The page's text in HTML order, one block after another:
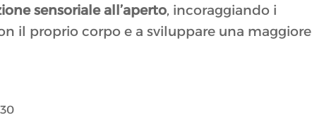
sensoriale all’aperto, incoraggiando i
il proprio corpo e a sviluppare una maggiore